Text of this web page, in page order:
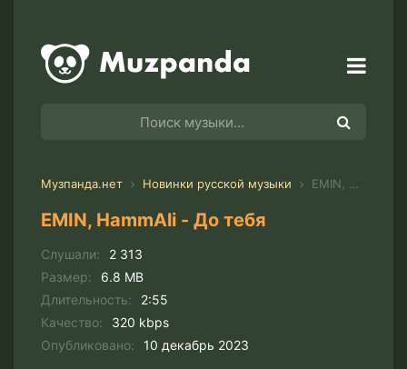
Музпанда.нет Новинки русской музыки EMIN, HammAli - До тебя
EMIN, HammAli - До тебя
Слушали:
2 313
Размер:
6.8 MB
Длительность:
2:55
Качество:
320 kbps
Опубликовано:
10 декабрь 2023